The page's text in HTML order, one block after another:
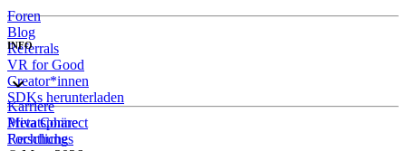
Foren
Blog
Referrals
VR for Good
Creator*innen
SDKs herunterladen
INFO
Karriere
Meta Connect
Forschung
Privatsphäre
Rechtliches